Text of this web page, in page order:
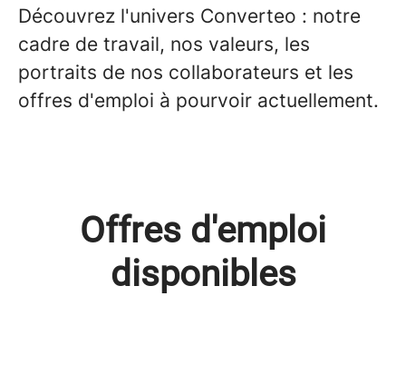
Découvrez l'univers Converteo : notre
cadre de travail, nos valeurs, les
portraits de nos collaborateurs et les
offres d'emploi à pourvoir actuellement.
Offres d'emploi
disponibles